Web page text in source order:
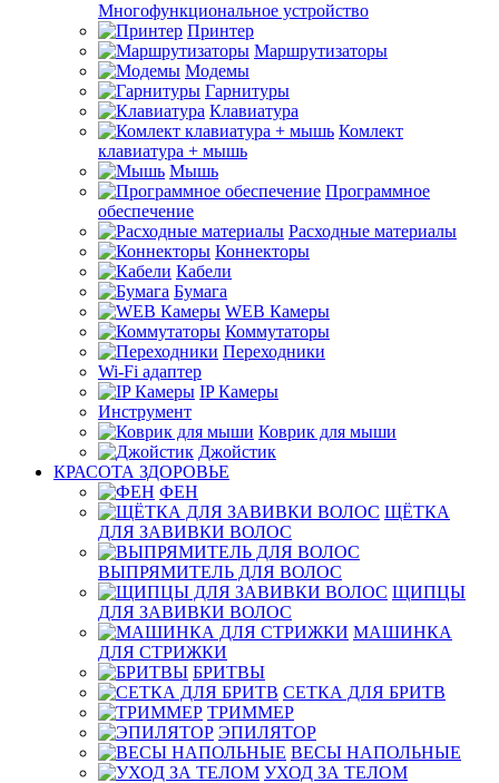
Многофункциональное устройство
Принтер
Маршрутизаторы
Модемы
Гарнитуры
Клавиатура
Комлект
клавиатура + мышь
Мышь
Программное
обеспечение
Расходные материалы
Коннекторы
Кабели
Бумага
WEB Камеры
Коммутаторы
Переходники
Wi-Fi адаптер
IP Камеры
Инструмент
Коврик для мыши
Джойстик
КРАСОТА ЗДОРОВЬЕ
ФЕН
ЩЁТКА
ДЛЯ ЗАВИВКИ ВОЛОС
ВЫПРЯМИТЕЛЬ ДЛЯ ВОЛОС
ЩИПЦЫ
ДЛЯ ЗАВИВКИ ВОЛОС
МАШИНКА
ДЛЯ СТРИЖКИ
БРИТВЫ
СЕТКА ДЛЯ БРИТВ
ТРИММЕР
ЭПИЛЯТОР
ВЕСЫ НАПОЛЬНЫЕ
УХОД ЗА ТЕЛОМ